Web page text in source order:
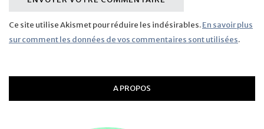
Ce site utilise Akismet pour réduire les indésirables.En savoir plus
sur comment les données de vos commentaires sont utilisées.
A PROPOS